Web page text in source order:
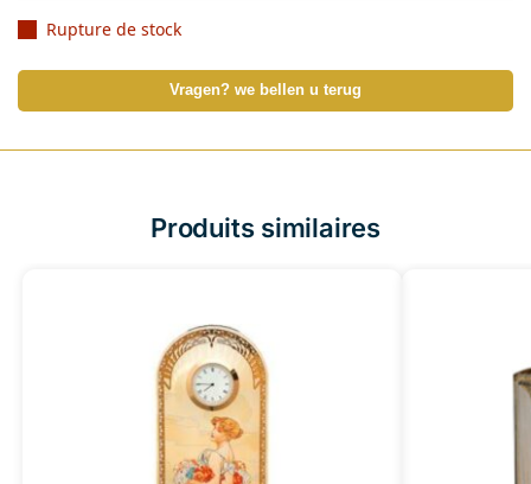
Rupture de stock
Vragen? we bellen u terug
Produits similaires